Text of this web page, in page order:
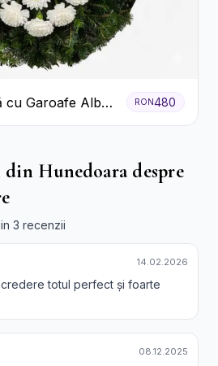
cu Garoafe Albe
RON 480
Hunedoara despre
3 recenzii
14.02.2026
totul perfect și foarte
08.12.2025